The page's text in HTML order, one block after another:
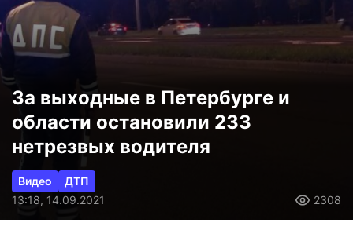
За выходные в Петербурге и
области остановили 233
нетрезвых водителя
Видео
ДТП
13:18, 14.09.2021
2308